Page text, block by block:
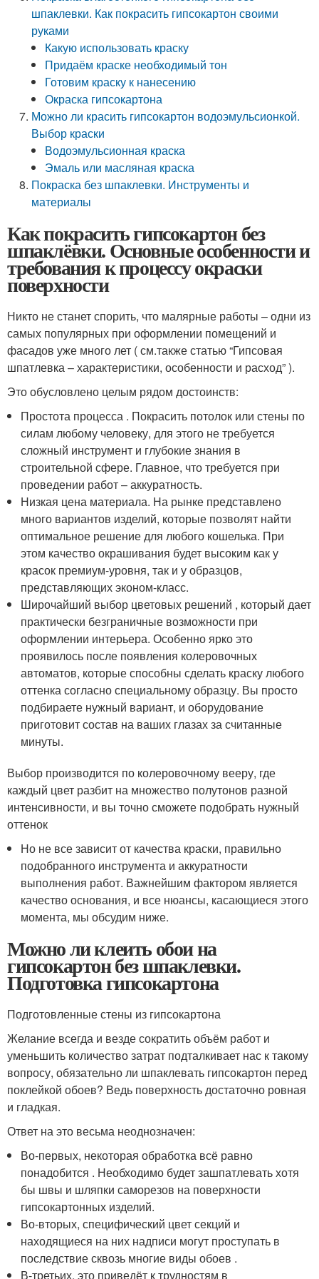
шпаклевки. Как покрасить гипсокартон своими
руками
Какую использовать краску
Придаём краске необходимый тон
Готовим краску к нанесению
Окраска гипсокартона
Можно ли красить гипсокартон водоэмульсионкой.
Выбор краски
Водоэмульсионная краска
Эмаль или масляная краска
Покраска без шпаклевки. Инструменты и
материалы
Как покрасить гипсокартон без
шпаклёвки. Основные особенности и
требования к процессу окраски
поверхности
Никто не станет спорить, что малярные работы – одни из
самых популярных при оформлении помещений и
фасадов уже много лет ( см.также статью “Гипсовая
шпатлевка – характеристики, особенности и расход” ).
Это обусловлено целым рядом достоинств:
Простота процесса . Покрасить потолок или стены по
силам любому человеку, для этого не требуется
сложный инструмент и глубокие знания в
строительной сфере. Главное, что требуется при
проведении работ – аккуратность.
Низкая цена материала. На рынке представлено
много вариантов изделий, которые позволят найти
оптимальное решение для любого кошелька. При
этом качество окрашивания будет высоким как у
красок премиум-уровня, так и у образцов,
представляющих эконом-класс.
Широчайший выбор цветовых решений , который дает
практически безграничные возможности при
оформлении интерьера. Особенно ярко это
проявилось после появления колеровочных
автоматов, которые способны сделать краску любого
оттенка согласно специальному образцу. Вы просто
подбираете нужный вариант, и оборудование
приготовит состав на ваших глазах за считанные
минуты.
Выбор производится по колеровочному вееру, где
каждый цвет разбит на множество полутонов разной
интенсивности, и вы точно сможете подобрать нужный
оттенок
Но не все зависит от качества краски, правильно
подобранного инструмента и аккуратности
выполнения работ. Важнейшим фактором является
качество основания, и все нюансы, касающиеся этого
момента, мы обсудим ниже.
Можно ли клеить обои на
гипсокартон без шпаклевки.
Подготовка гипсокартона
Подготовленные стены из гипсокартона
Желание всегда и везде сократить объём работ и
уменьшить количество затрат подталкивает нас к такому
вопросу, обязательно ли шпаклевать гипсокартон перед
поклейкой обоев? Ведь поверхность достаточно ровная
и гладкая.
Ответ на это весьма неоднозначен:
Во-первых, некоторая обработка всё равно
понадобится . Необходимо будет зашпатлевать хотя
бы швы и шляпки саморезов на поверхности
гипсокартонных изделий.
Во-вторых, специфический цвет секций и
находящиеся на них надписи могут проступать в
последствие сквозь многие виды обоев .
В-третьих, это приведёт к трудностям в